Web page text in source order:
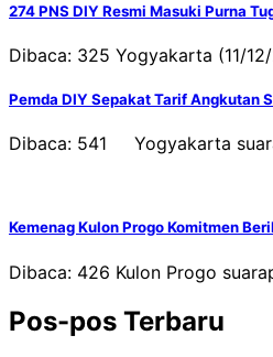
274 PNS DIY Resmi Masuki Purna
Dibaca: 325 Yogyakarta (11/
Pemda DIY Sepakat Tarif Angkutan
Dibaca: 541 Yogyakarta
Kemenag Kulon Progo Komitmen
Dibaca: 426 Kulon Progo
Pos-pos Terbaru